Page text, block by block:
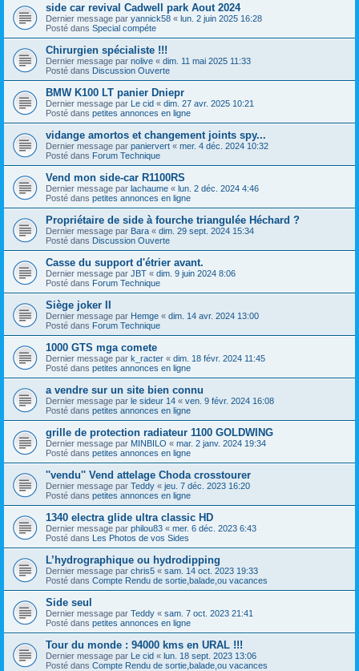
side car revival Cadwell park Aout 2024
Dernier message par yannick58 « lun. 2 juin 2025 16:28
Posté dans Special compéte
Chirurgien spécialiste !!!
Dernier message par nolive « dim. 11 mai 2025 11:33
Posté dans Discussion Ouverte
BMW K100 LT panier Dniepr
Dernier message par Le cid « dim. 27 avr. 2025 10:21
Posté dans petites annonces en ligne
vidange amortos et changement joints spy...
Dernier message par paniervert « mer. 4 déc. 2024 10:32
Posté dans Forum Technique
Vend mon side-car R1100RS
Dernier message par lachaume « lun. 2 déc. 2024 4:46
Posté dans petites annonces en ligne
Propriétaire de side à fourche triangulée Héchard ?
Dernier message par Bara « dim. 29 sept. 2024 15:34
Posté dans Discussion Ouverte
Casse du support d'étrier avant.
Dernier message par JBT « dim. 9 juin 2024 8:06
Posté dans Forum Technique
Siège joker II
Dernier message par Hemge « dim. 14 avr. 2024 13:00
Posté dans Forum Technique
1000 GTS mga comete
Dernier message par k_racter « dim. 18 févr. 2024 11:45
Posté dans petites annonces en ligne
a vendre sur un site bien connu
Dernier message par le sideur 14 « ven. 9 févr. 2024 16:08
Posté dans petites annonces en ligne
grille de protection radiateur 1100 GOLDWING
Dernier message par MINBILO « mar. 2 janv. 2024 19:34
Posté dans petites annonces en ligne
''vendu'' Vend attelage Choda crosstourer
Dernier message par Teddy « jeu. 7 déc. 2023 16:20
Posté dans petites annonces en ligne
1340 electra glide ultra classic HD
Dernier message par philou83 « mer. 6 déc. 2023 6:43
Posté dans Les Photos de vos Sides
L’hydrographique ou hydrodipping
Dernier message par chris5 « sam. 14 oct. 2023 19:33
Posté dans Compte Rendu de sortie,balade,ou vacances
Side seul
Dernier message par Teddy « sam. 7 oct. 2023 21:41
Posté dans petites annonces en ligne
Tour du monde : 94000 kms en URAL !!!
Dernier message par Le cid « lun. 18 sept. 2023 13:06
Posté dans Compte Rendu de sortie,balade,ou vacances